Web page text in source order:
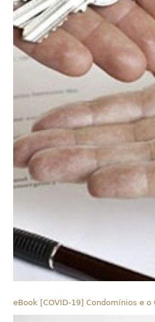
eBook [COVID-19] Condomínios e o